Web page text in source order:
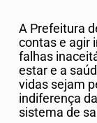
A Prefeitura
contas e agir
falhas
estar e a
vidas sejam
indiferença
sistema de